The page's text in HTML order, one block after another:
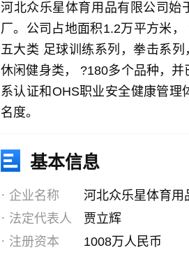
河北众乐星体育用品有限公司始
厂。公司占地面积1.2万平方米
五大类 足球训练系列，拳击系列
休闲健身类， ?180多个品种，
系认证和OHS职业安全健康管理
名度。
基本信息
企业名称
河北众乐星体育用
法定代表人
贾立辉
注册资本
1008万人民币